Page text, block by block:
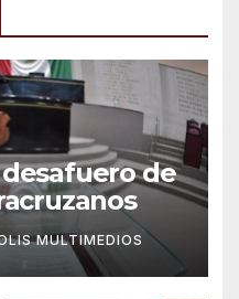
de
MULTIMEDIOS